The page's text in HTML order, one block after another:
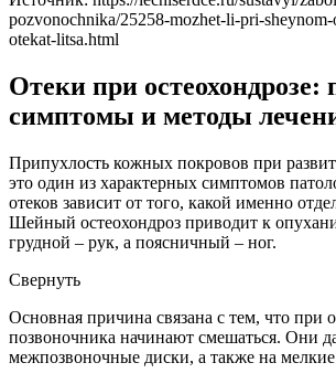
pozvonochnika/25258-mozhet-li-pri-sheynom-
otekat-litsa.html
Отеки при
симптомы и методы
Припухлость кожных покровов при
это один из характерных симптомов
отеков зависит от того, какой именно
Шейный остеохондроз приводит к
грудной – рук, а поясничный – ног.
Свернуть
Основная причина связана с тем, что при
позвоночника начинают смешаться. Они
межпозвоночные диски, а также на